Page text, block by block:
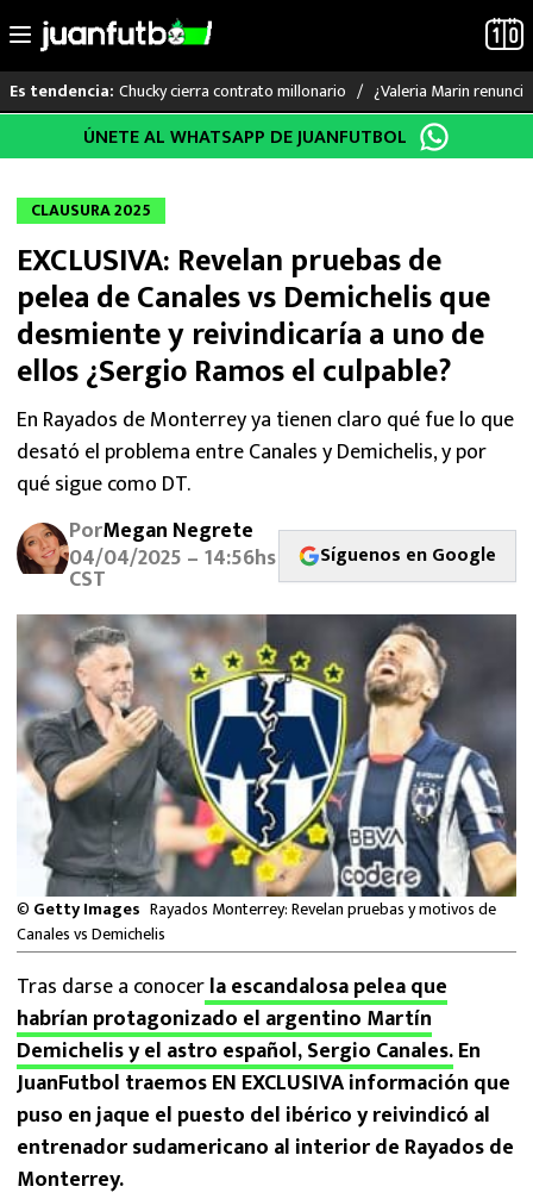
al
Es tendencia: Chucky cierra contrato millonario ¿Valeria Marin
LO ÚLTIMO
LIGA MX
RAYADOS
PUMAS
ATLANTE
SELECCIÓN MEXICANA
FUTBOL INTERNACIONAL
MEXICANOS EN EL EXTRANJERO
FUTBOL ESTUFA
FÓRMULA 1
BOXEO
LIGA MX
NFL
ÚNETE AL WHATSAPP DE JUANFUTBOL
CLAUSURA 2025
EXCLUSIVA: Revelan pruebas de
pelea de Canales vs Demichelis que
desmiente y reivindicaría a uno de
ellos ¿Sergio Ramos el culpable?
En Rayados de Monterrey ya tienen claro qué fue lo que
desató el problema entre Canales y Demichelis, y por
qué sigue como DT.
PorMegan Negrete
04/04/2025 – 14:56hs
CST
Síguenos en Google
© Getty Images Rayados Monterrey: Revelan pruebas y motivos de
Canales vs Demichelis
Tras darse a conocerla escandalosa pelea que
habrían protagonizado el argentino Martín
Demichelis y el astro español, Sergio Canales.En
JuanFutbol traemos EN EXCLUSIVA información que
puso en jaque el puesto del ibérico y reivindicó al
entrenador sudamericano al interior de Rayados de
Monterrey.